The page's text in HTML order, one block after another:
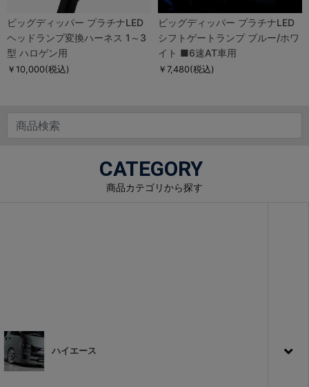
ビッグディッパー プラチナLED
ヘッドランプ変換ハーネス 1～3
型 ハロゲン用
￥10,000(税込)
ビッグディッパー プラチナLED
シフトゲートランプ ブルー/ホワ
イト ■6速AT車用
￥7,480(税込)
CATEGORY
商品カテゴリから探す
ハイエース